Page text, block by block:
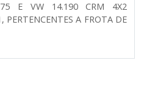
E VW 14.190 CRM 4X2
PERTENCENTES A FROTA DE